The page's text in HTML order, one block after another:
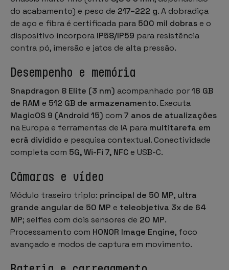
do acabamento) e peso de 217–222 g. A dobradiça
de aço e fibra é certificada para 500 mil dobras e o
dispositivo incorpora IP58/IP59 para resistência
contra pó, imersão e jatos de alta pressão.
Desempenho e memória
Snapdragon 8 Elite (3 nm) acompanhado por16 GB
de RAM e 512 GB de armazenamento. Executa
MagicOS 9 (Android 15) com 7 anos de atualizações
na Europa e ferramentas de IA para multitarefa em
ecrã dividido e pesquisa contextual. Conectividade
completa com 5G, Wi-Fi 7, NFC e USB-C.
Câmaras e vídeo
Módulo traseiro triplo: principal de 50 MP, ultra
grande angular de 50 MP e teleobjetiva 3x de 64
MP; selfies com dois sensores de 20 MP.
Processamento com HONOR Image Engine, foco
avançado e modos de captura em movimento.